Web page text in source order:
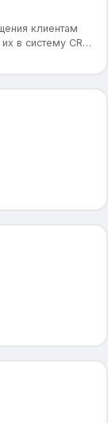
клиентам
в систему CRM.